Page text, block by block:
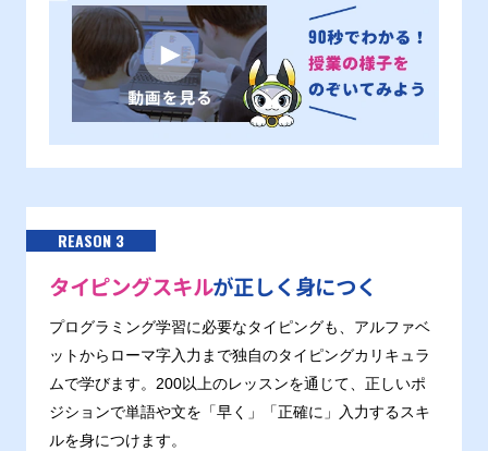
REASON 3
タイピングスキルが正しく身につく
プログラミング学習に必要なタイピングも、アルファベ
ットからローマ字入力まで独自のタイピングカリキュラ
ムで学びます。200以上のレッスンを通じて、正しいポ
ジションで単語や文を「早く」「正確に」入力するスキ
ルを身につけます。